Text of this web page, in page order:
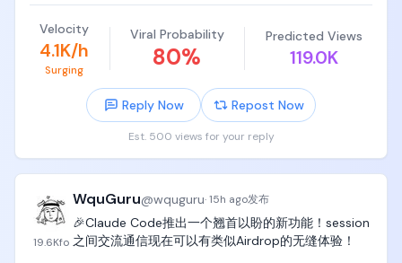
书党哥没给童年的自己买齐，党哥想扇自己100个大嘴
巴子，你们一定不要给自己家聪明的孩子留遗憾，先
把书买齐了，孩子只看10%，每本书只看一章，都是有
用的。
1. 小学、初中、高中全年级的数学、物理、信息学基础
上面这些书一定要买齐，供孩子随时按照兴趣翻阅，
吃饭时翻阅，拉屎时翻阅，无聊时翻阅，
Velocity
4.1K/h
Surging
Viral Probability
80%
Predicted Views
119.0K
Reply Now Repost Now
Est. 500 views for your reply
19.6Kfo
WquGuru@wquguru·15h ago发布
🎉Claude Code推出一个翘首以盼的新功能！session
之间交流通信现在可以有类似Airdrop的无缝体验！